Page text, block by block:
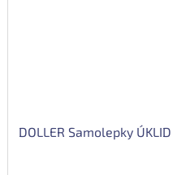
DOLLER Samolepky ÚKLID